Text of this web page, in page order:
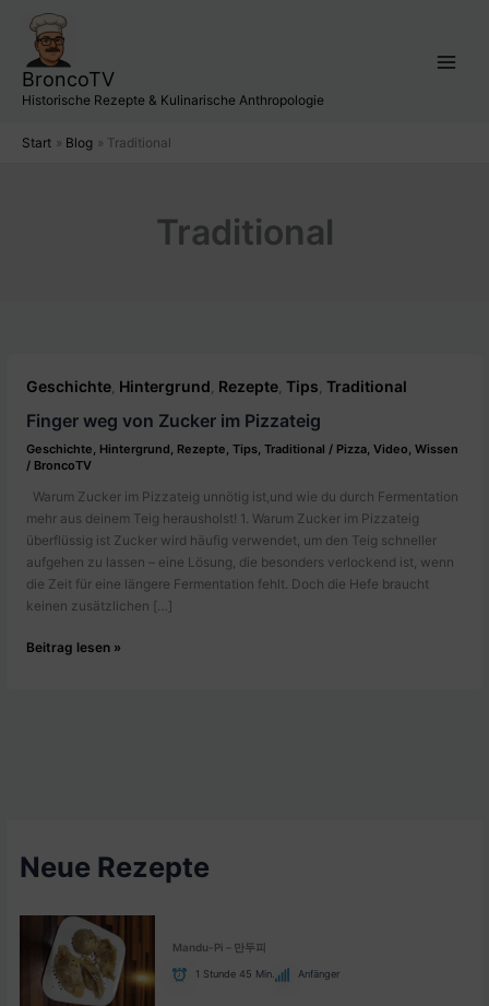
Inhalt
springen
BroncoTV
Historische Rezepte & Kulinarische Anthropologie
Start Blog Traditional
Traditional
Geschichte, Hintergrund, Rezepte,Tips,Traditional
Finger weg von Zucker im Pizzateig
Geschichte, Hintergrund, Rezepte,Tips,Traditional / Pizza,Video,Wissen
/ BroncoTV
Warum Zucker im Pizzateig unnötig ist,und wie du durch Fermentation
mehr aus deinem Teig herausholst! 1. Warum Zucker im Pizzateig
überflüssig ist Zucker wird häufig verwendet, um den Teig schneller
aufgehen zu lassen – eine Lösung, die besonders verlockend ist, wenn
die Zeit für eine längere Fermentation fehlt. Doch die Hefe braucht
keinen zusätzlichen […]
Finger
Beitrag lesen »
Neue Rezepte
Mandu-Pi – 만두피
1 Stunde 45 Min. Anfänger